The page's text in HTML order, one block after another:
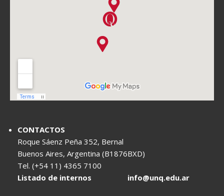
CONTACTOS
Roque Sáenz Peña 352, Bernal
Buenos Aires, Argentina (B1876BXD)
Tel. (+54 11) 4365 7100
Listado de internos
info@unq.edu.ar